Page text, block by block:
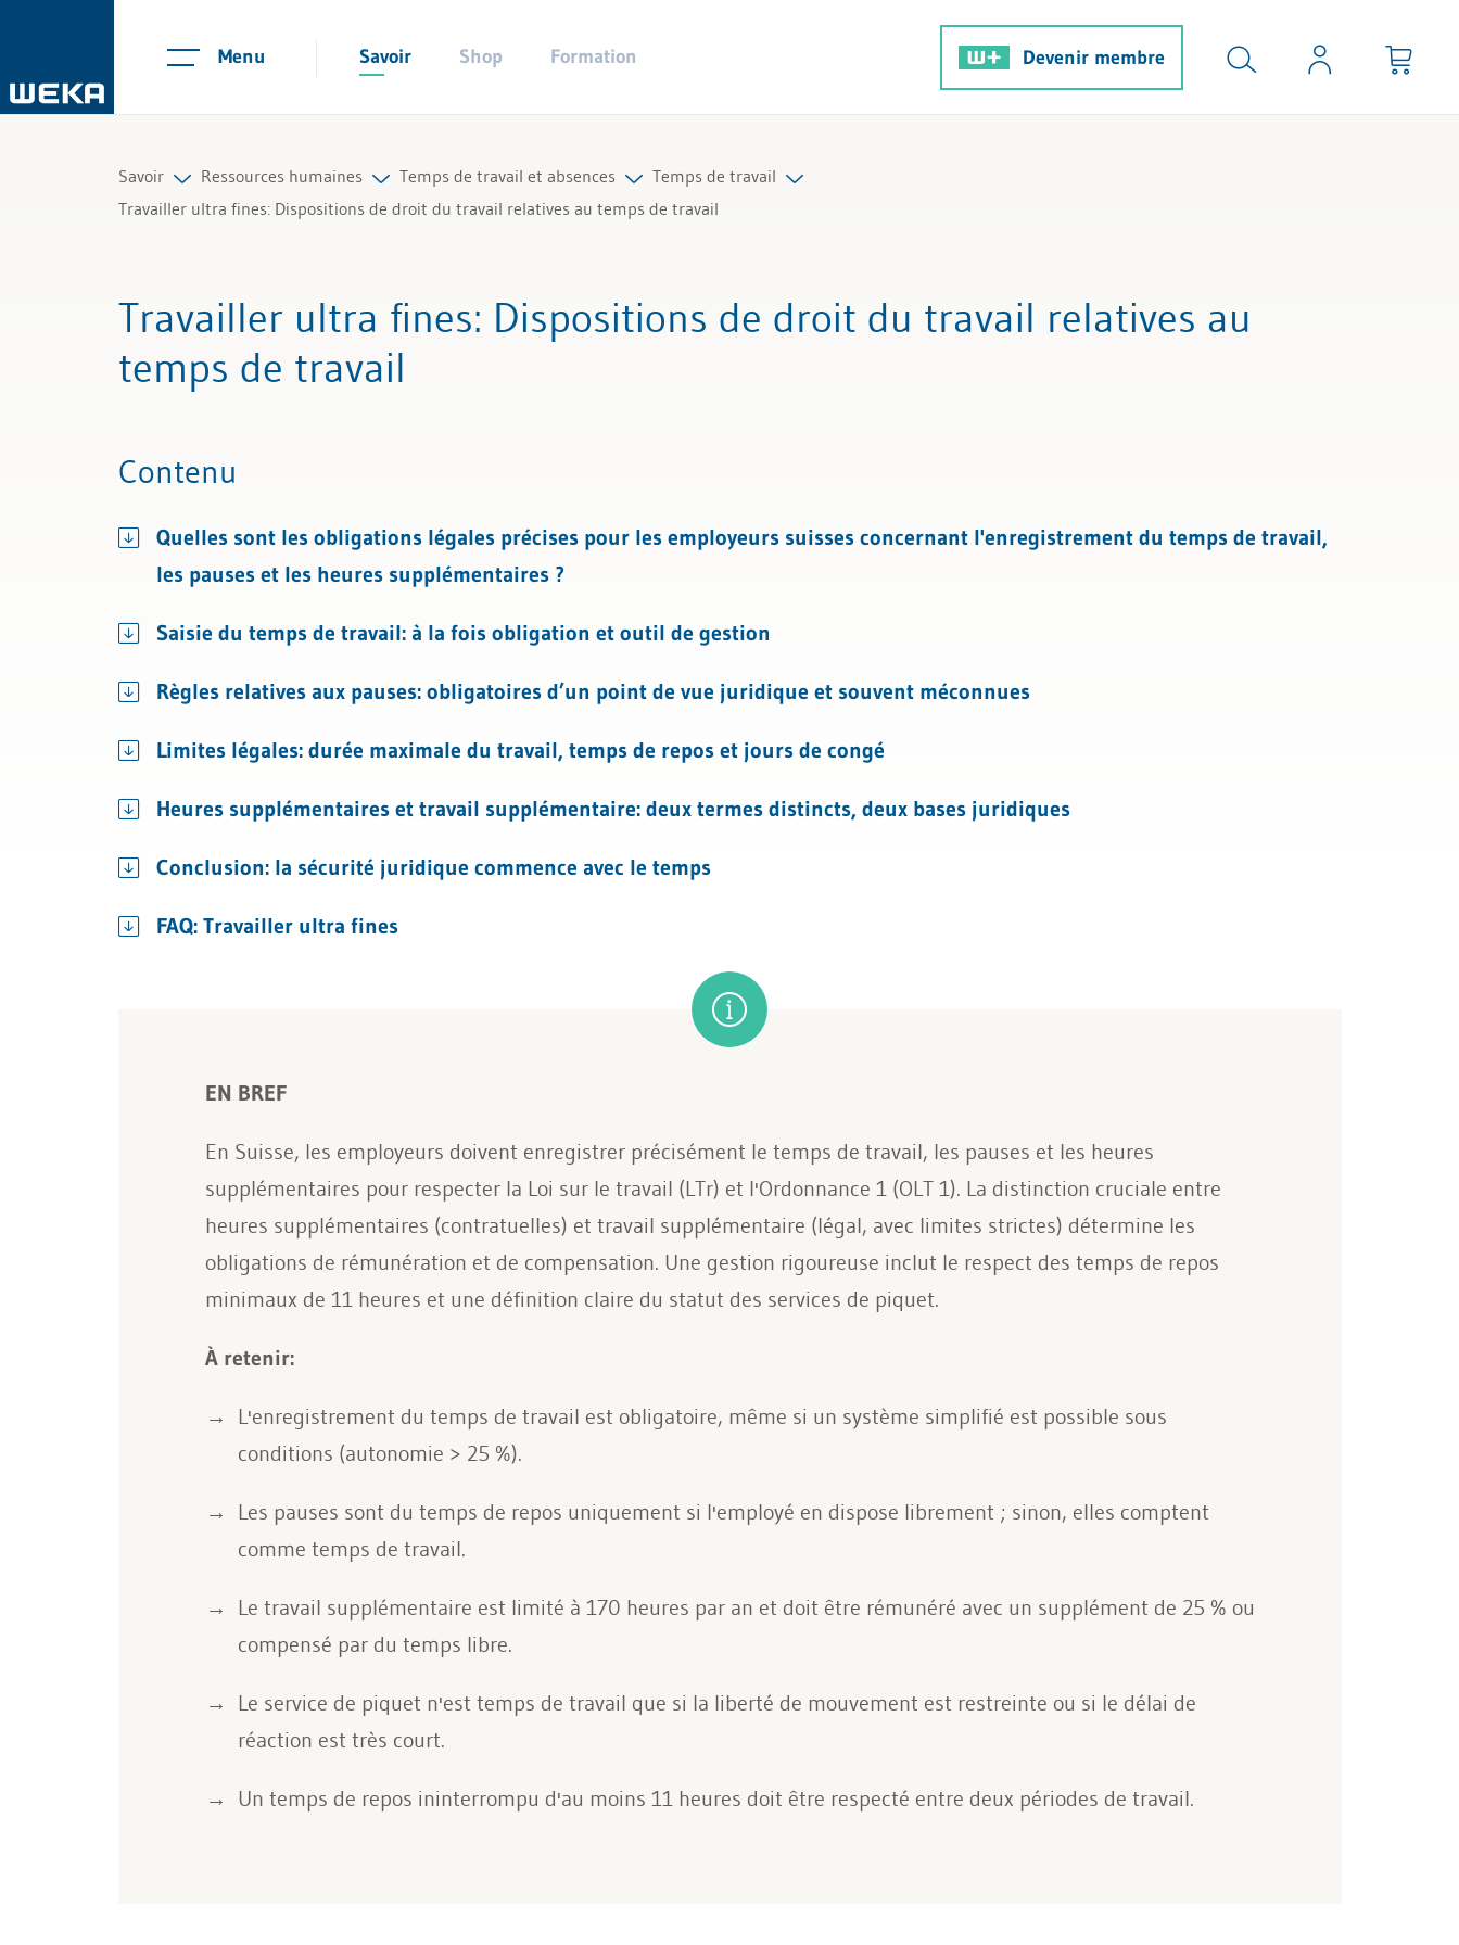
Menu Savoir Shop Formation Devenir membre
Savoir
Gestion et management
Compétences personnelles
Droit
Ressources humaines
Contrats de travail et règlements
Temps de travail et absences
Gestion du personnel
Licenciement et certificat de travail
Temps de travail et absences
Heures et travail supplémentaires
Saisie du temps de travail
Temps de travail
Toutes les aides de travail
Travailler ultra fines: Dispositions de droit du travail relatives au temps de travail
Travailler ultra fines: Dispositions de droit du travail relatives au
temps de travail
Contenu
Quelles sont les obligations légales précises pour les employeurs suisses concernant l'enregistrement du temps de travail,
les pauses et les heures supplémentaires ?
Saisie du temps de travail: à la fois obligation et outil de gestion
Règles relatives aux pauses: obligatoires d’un point de vue juridique et souvent méconnues
Limites légales: durée maximale du travail, temps de repos et jours de congé
Heures supplémentaires et travail supplémentaire: deux termes distincts, deux bases juridiques
Conclusion: la sécurité juridique commence avec le temps
FAQ: Travailler ultra fines
EN BREF
En Suisse, les employeurs doivent enregistrer précisément le temps de travail, les pauses et les heures
supplémentaires pour respecter la Loi sur le travail (LTr) et l'Ordonnance 1 (OLT 1). La distinction cruciale entre
heures supplémentaires (contratuelles) et travail supplémentaire (légal, avec limites strictes) détermine les
obligations de rémunération et de compensation. Une gestion rigoureuse inclut le respect des temps de repos
minimaux de 11 heures et une définition claire du statut des services de piquet.
À retenir:
L'enregistrement du temps de travail est obligatoire, même si un système simplifié est possible sous
conditions (autonomie > 25 %).
Les pauses sont du temps de repos uniquement si l'employé en dispose librement ; sinon, elles comptent
comme temps de travail.
Le travail supplémentaire est limité à 170 heures par an et doit être rémunéré avec un supplément de 25 % ou
compensé par du temps libre.
Le service de piquet n'est temps de travail que si la liberté de mouvement est restreinte ou si le délai de
réaction est très court.
Un temps de repos ininterrompu d'au moins 11 heures doit être respecté entre deux périodes de travail.